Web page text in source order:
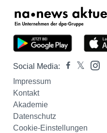
Social Media:
Impressum
Kontakt
Akademie
Datenschutz
Cookie-Einstellungen